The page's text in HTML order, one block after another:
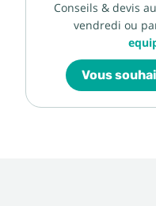
Conseils & devis au
vendredi ou
Vous